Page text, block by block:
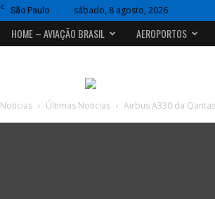
C São Paulo sábado, 8 agosto, 2026
Portal
HOME – AVIAÇÃO BRASIL AEROPORTOS
Notícias Últimas Noticias Airbus A330 da